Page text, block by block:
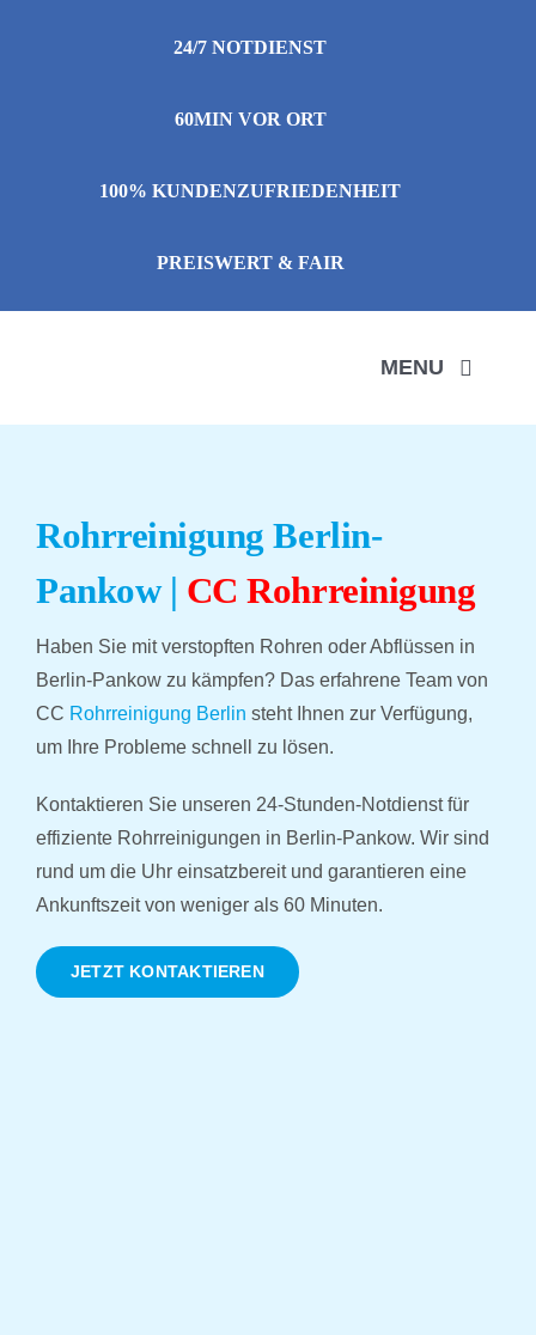
24/7 NOTDIENST
60MIN VOR ORT
100% KUNDENZUFRIEDENHEIT
PREISWERT & FAIR
MENU
Rohrreinigung Berlin-
Pankow | CC Rohrreinigung
Haben Sie mit verstopften Rohren oder Abflüssen in
Berlin-Pankow zu kämpfen? Das erfahrene Team von
CC Rohrreinigung Berlin steht Ihnen zur Verfügung,
um Ihre Probleme schnell zu lösen.
Kontaktieren Sie unseren 24-Stunden-Notdienst für
effiziente Rohrreinigungen in Berlin-Pankow. Wir sind
rund um die Uhr einsatzbereit und garantieren eine
Ankunftszeit von weniger als 60 Minuten.
JETZT KONTAKTIEREN